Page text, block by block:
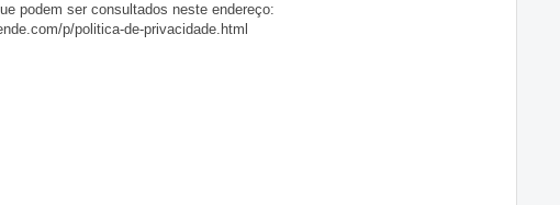
podem ser consultados neste endereço:
p/politica-de-privacidade.html